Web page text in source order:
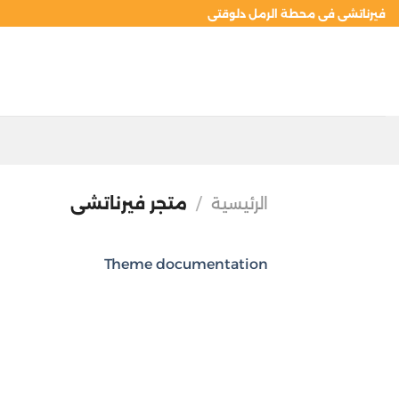
تخطي
للمحتوى
فيرناتشى فى محطة الرمل دلوقتى
الرئيسية / متجر فيرناتشى
Theme documentation